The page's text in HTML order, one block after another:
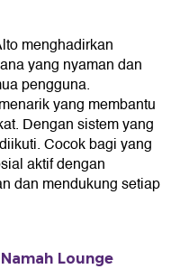
menghadirkan
yang nyaman dan
pengguna.
yang membantu
Dengan sistem yang
Cocok bagi yang
aktif dengan
dan mendukung setiap
Lounge